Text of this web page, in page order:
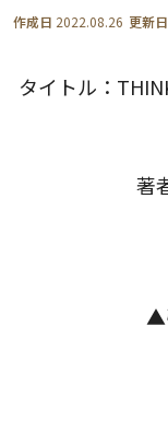
作成日 2022.08.26 更新日
タイトル：
著
▲